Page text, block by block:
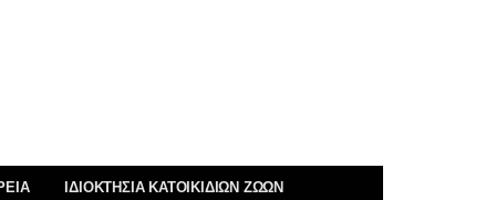
ΙΔΙΟΚΤΗΣΊΑ ΚΑΤΟΙΚΊΔΙΩΝ ΖΏΩΝ